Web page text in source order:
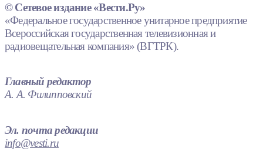
© Сетевое издание «Вести.Ру»
«Федеральное государственное унитарное предприятие
Всероссийская государственная телевизионная и
радиовещательная компания» (ВГТРК).
Главный редактор
А. А. Филипповский
Эл. почта редакции
info@vesti.ru